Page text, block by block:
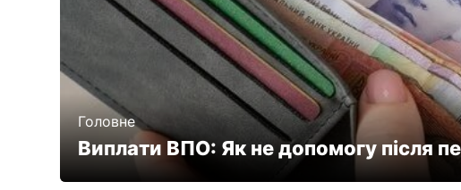
Головне
Виплати ВПО: Як не допомогу після